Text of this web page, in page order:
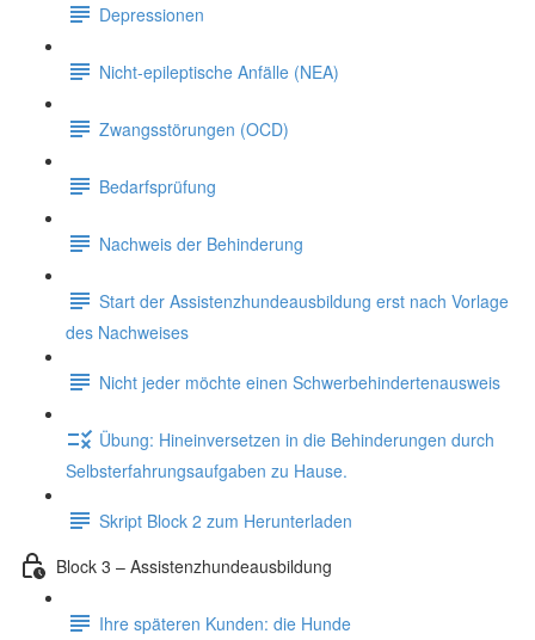
Depressionen
Nicht-epileptische Anfälle (NEA)
Zwangsstörungen (OCD)
Bedarfsprüfung
Nachweis der Behinderung
Start der Assistenzhundeausbildung erst nach Vorlage
des Nachweises
Nicht jeder möchte einen Schwerbehindertenausweis
Übung: Hineinversetzen in die Behinderungen durch
Selbsterfahrungsaufgaben zu Hause.
Skript Block 2 zum Herunterladen
Block 3 – Assistenzhundeausbildung
Ihre späteren Kunden: die Hunde